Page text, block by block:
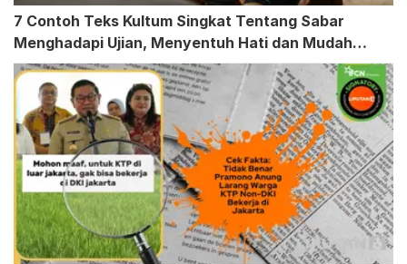
7 Contoh Teks Kultum Singkat Tentang Sabar
Menghadapi Ujian, Menyentuh Hati dan Mudah
Dipahami